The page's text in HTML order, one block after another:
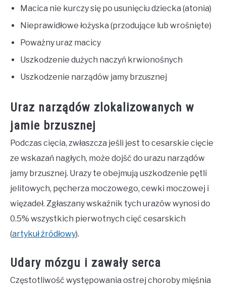
Macica nie kurczy się po usunięciu dziecka (atonia)
Nieprawidłowe łożyska (przodujące lub wrośnięte)
Poważny uraz macicy
Uszkodzenie dużych naczyń krwionośnych
Uszkodzenie narządów jamy brzusznej
Uraz narządów zlokalizowanych w
jamie brzusznej
Podczas cięcia, zwłaszcza jeśli jest to cesarskie cięcie
ze wskazań nagłych, może dojść do urazu narządów
jamy brzusznej. Urazy te obejmują uszkodzenie pętli
jelitowych, pęcherza moczowego, cewki moczowej i
więzadeł. Zgłaszany wskaźnik tych urazów wynosi do
0.5% wszystkich pierwotnych cięć cesarskich
(artykuł źródłowy).
Udary mózgu i zawały serca
Częstotliwość występowania ostrej choroby mięśnia